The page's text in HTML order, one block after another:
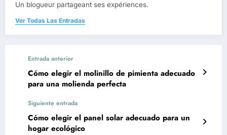
Un blogueur partageant ses expériences.
Ver Todas Las Entradas
Entrada anterior
Cómo elegir el molinillo de pimienta adecuado
para una molienda perfecta
Siguiente entrada
Cómo elegir el panel solar adecuado para un
hogar ecológico